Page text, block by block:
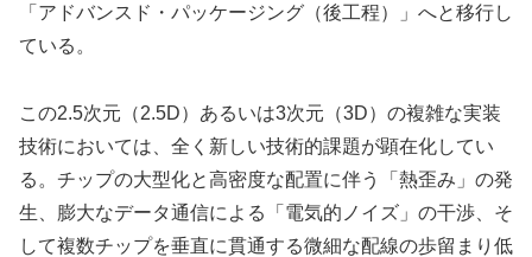
「アドバンスド・パッケージング（後工程）」へと移行し
ている。
この2.5次元（2.5D）あるいは3次元（3D）の複雑な実装
技術においては、全く新しい技術的課題が顕在化してい
る。チップの大型化と高密度な配置に伴う「熱歪み」の発
生、膨大なデータ通信による「電気的ノイズ」の干渉、そ
して複数チップを垂直に貫通する微細な配線の歩留まり低